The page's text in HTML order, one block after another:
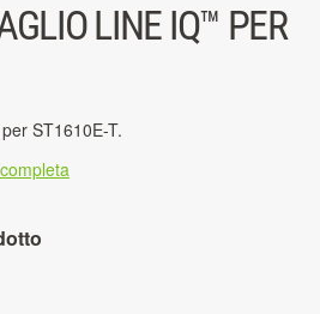
LINE IQ™ PER
ST1610E-T.